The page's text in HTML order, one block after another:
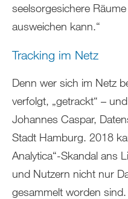
seelsorgesichere
ausweichen kann.“
Tracking im Netz
Denn wer sich im Netz
verfolgt, „getrackt“ –
Johannes Caspar,
Stadt Hamburg. 2018
Analytica“-Skandal ans
und Nutzern nicht nur
gesammelt worden